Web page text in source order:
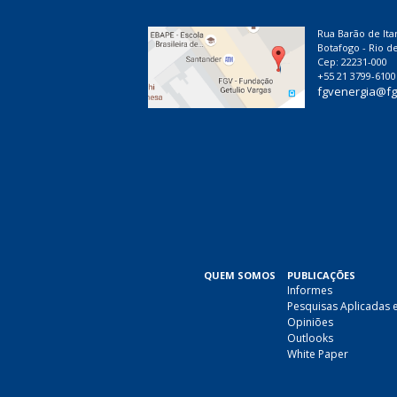
a
Rua Barão de
Botafogo - Rio
Cep: 22231-000
+55 21 3799-6100
QUEM SOMOS PUBLICAÇÕES
Informes
Pesquisas Aplicadas
Opiniões
Outlooks
White Paper